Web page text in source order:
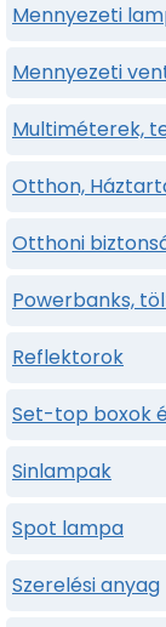
Mennyezeti
Mennyezeti
Multiméterek,
Otthon,
Otthoni
Powerbanks,
Reflektorok
Set-top boxok
Sinlampak
Spot lampa
Szerelési anyag